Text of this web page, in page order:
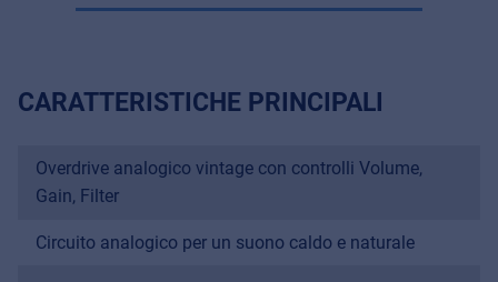
CARATTERISTICHE PRINCIPALI
Overdrive analogico vintage con controlli Volume,
Gain, Filter
Circuito analogico per un suono caldo e naturale